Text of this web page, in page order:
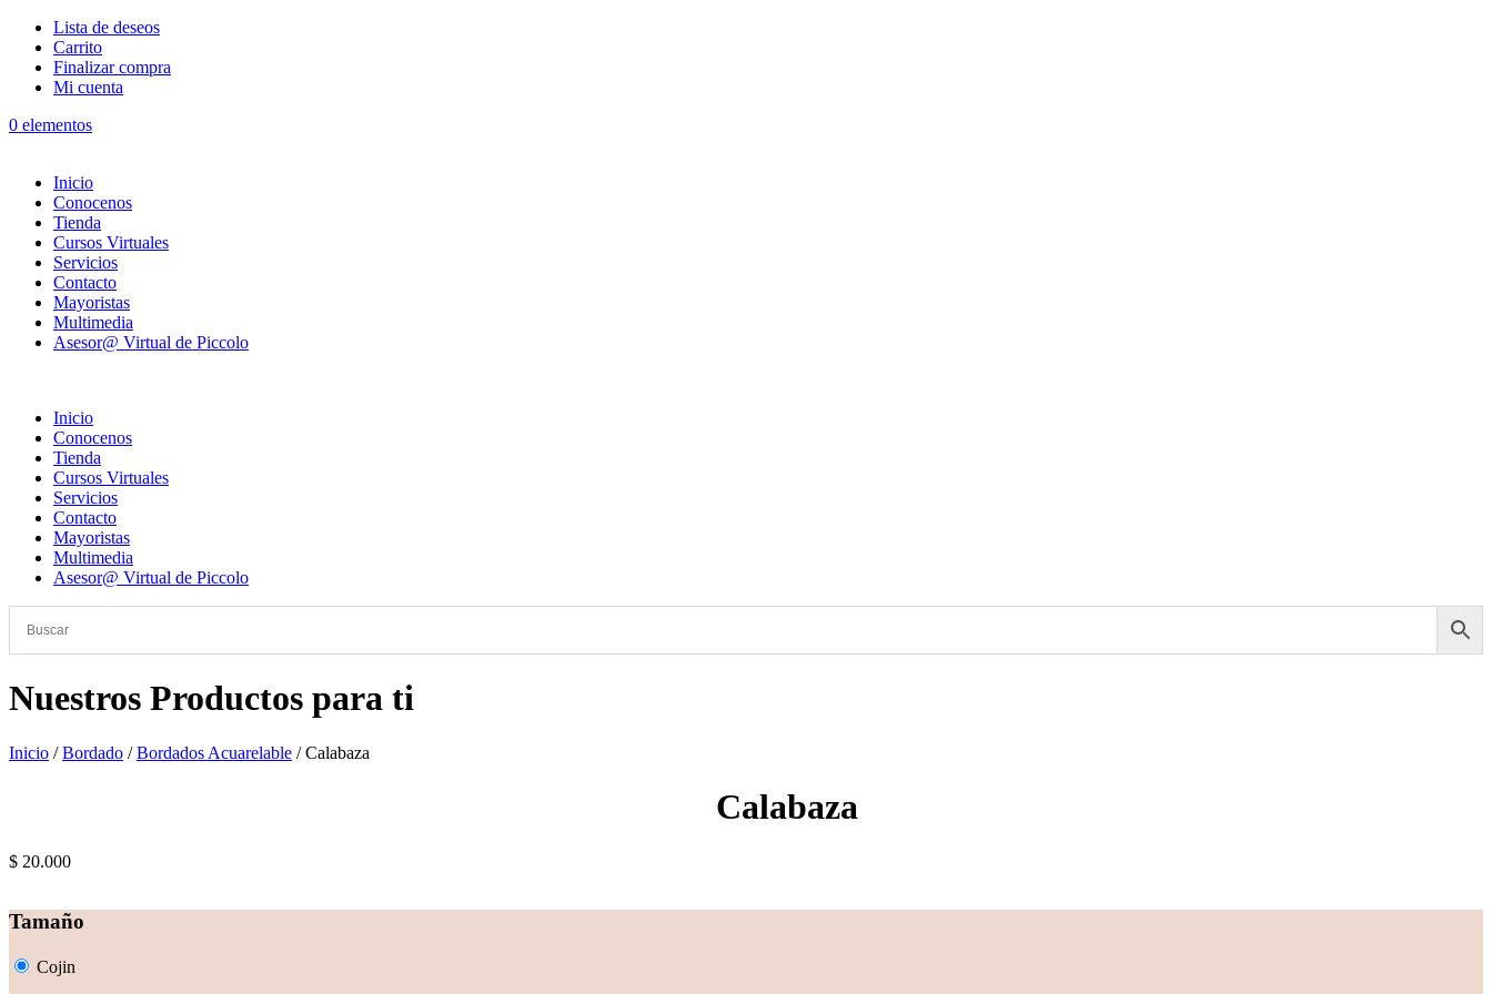
Lista de deseos
Carrito
Finalizar compra
Mi cuenta
0 elementos
Inicio
Conocenos
Tienda
Cursos Virtuales
Servicios
Contacto
Mayoristas
Multimedia
Asesor@ Virtual de Piccolo
Inicio
Conocenos
Tienda
Cursos Virtuales
Servicios
Contacto
Mayoristas
Multimedia
Asesor@ Virtual de Piccolo
Nuestros Productos para ti
Inicio /Bordado /Bordados Acuarelable / Calabaza
Calabaza
$ 20.000
Tamaño
Cojin